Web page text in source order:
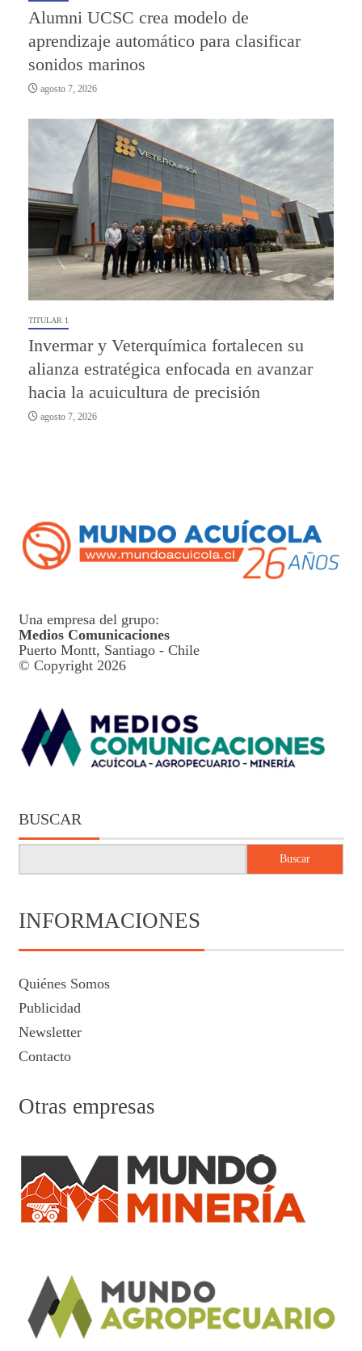
Alumni UCSC crea modelo de
aprendizaje automático para clasificar
sonidos marinos
agosto 7, 2026
TITULAR 1
Invermar y Veterquímica fortalecen su
alianza estratégica enfocada en avanzar
hacia la acuicultura de precisión
agosto 7, 2026
Una empresa del grupo:
Medios Comunicaciones
Puerto Montt, Santiago - Chile
© Copyright 2026
BUSCAR
Buscar
INFORMACIONES
Quiénes Somos
Publicidad
Newsletter
Contacto
Otras empresas